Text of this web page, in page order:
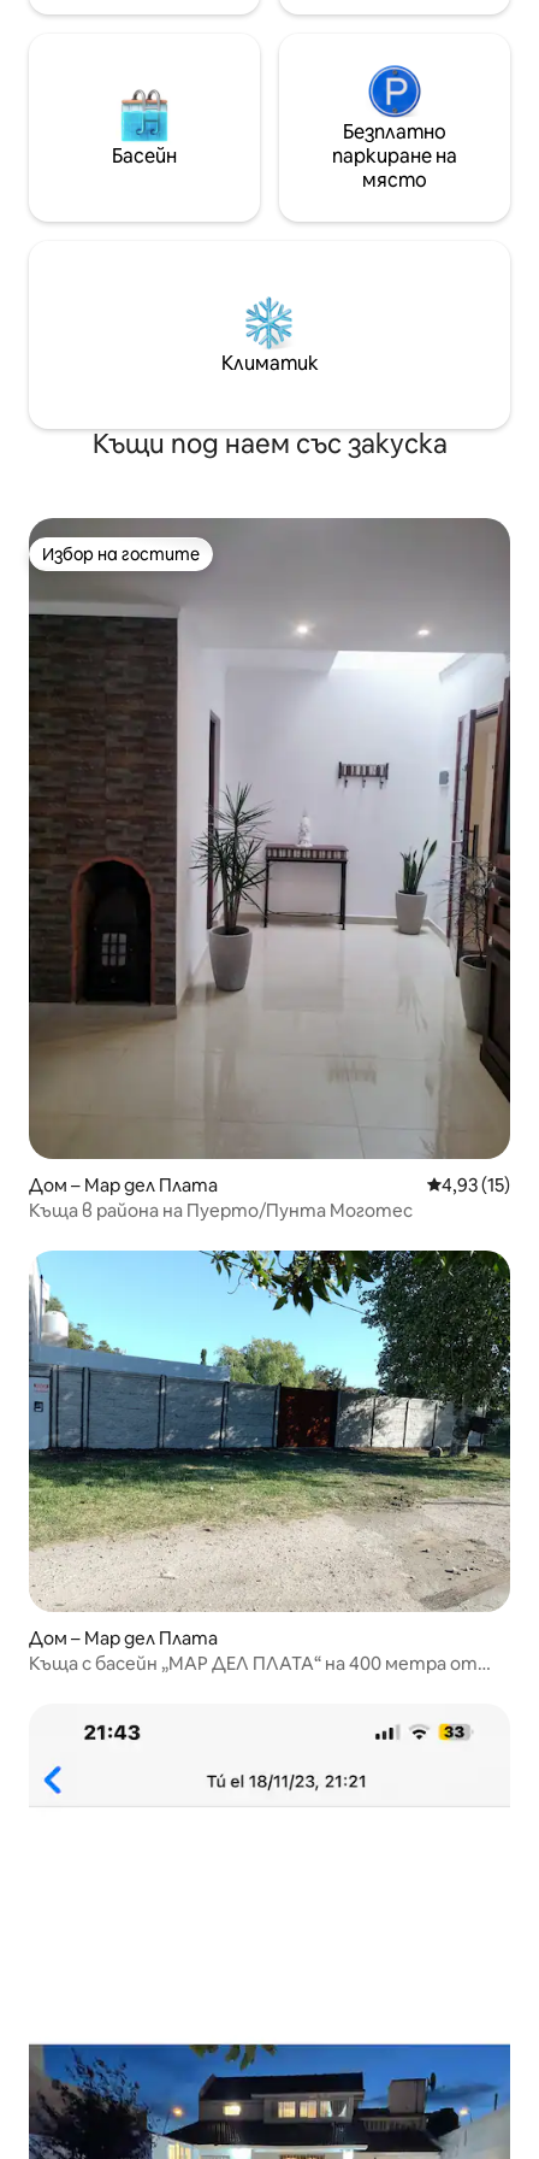
Басейн
Безплатно
паркиране на
място
Климатик
Къщи под наем със закуска
Избор на гостите
Избор на гостите
Дом – Мар дел Плата Средна
4,93 (15)
Къща в района на Пуерто/Пунта Моготес
Дом – Мар дел Плата
Къща с басейн „МАР ДЕЛ ПЛАТА“ на 400 метра от